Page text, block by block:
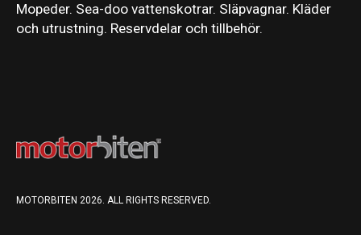
Mopeder. Sea-doo vattenskotrar. Släpvagnar. Kläder
och utrustning. Reservdelar och tillbehör.
MOTORBITEN 2026. ALL RIGHTS RESERVED.